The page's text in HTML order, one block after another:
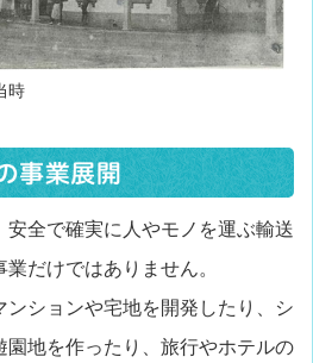
時
安全で確実に人やモノを運ぶ輸送
だけではありません。
ションや宅地を開発したり、シ
園地を作ったり、旅行やホテルの